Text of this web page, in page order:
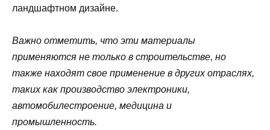
ландшафтном дизайне.
Важно отметить, что эти материалы
применяются не только в строительстве, но
также находят свое применение в других отраслях,
таких как производство электроники,
автомобилестроение, медицина и
промышленность.